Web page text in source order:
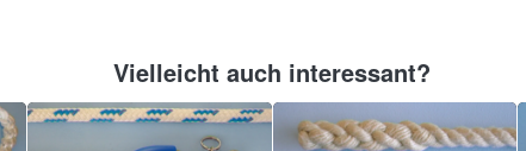
Vielleicht auch interessant?